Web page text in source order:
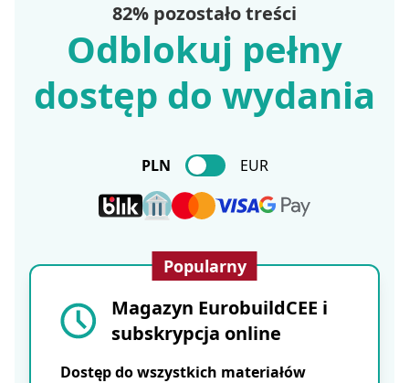
82% pozostało treści
Odblokuj pełny
dostęp do wydania
PLN EUR
Popularny
Magazyn EurobuildCEE i
subskrypcja online
Dostęp do wszystkich materiałów